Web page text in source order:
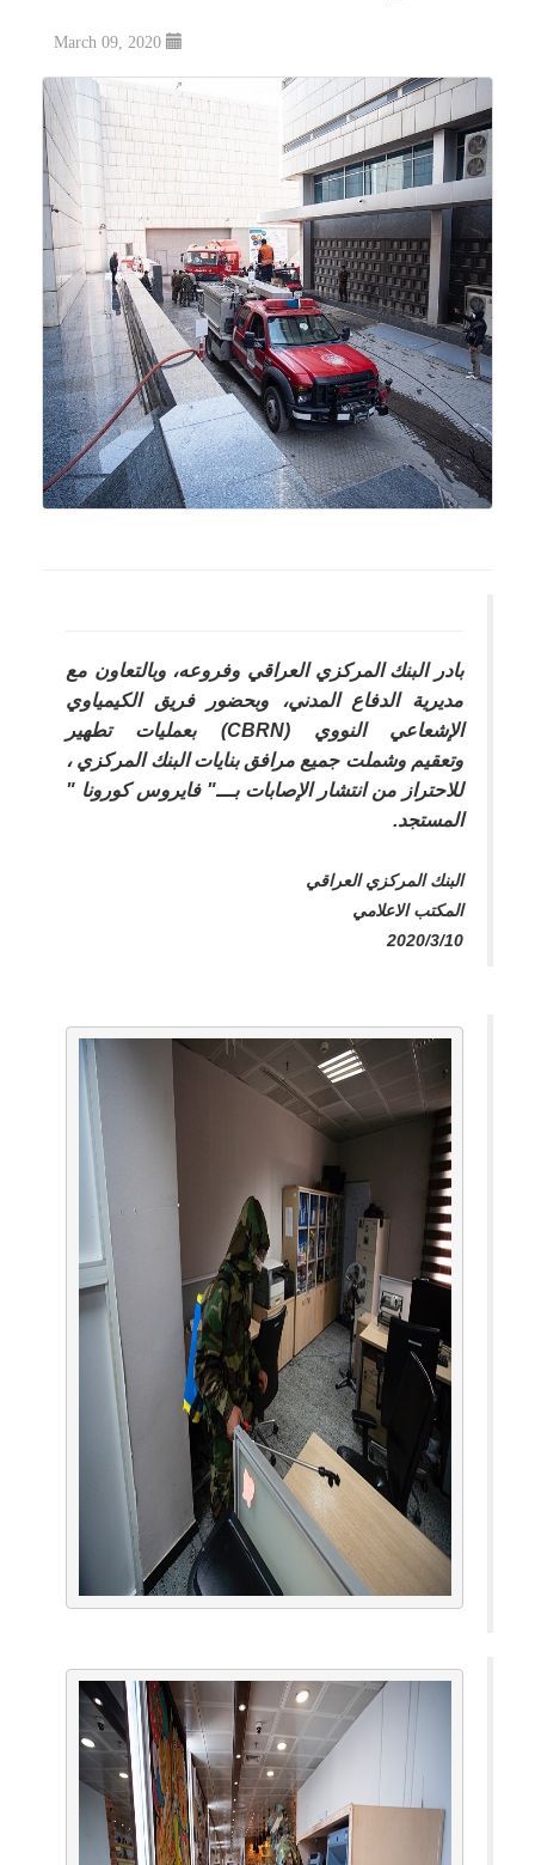
بادر البنك المركزي العراقي وفروعه، وبالتعاون مع
مديرية الدفاع المدني، وبحضور فريق الكيمياوي
الإشعاعي النووي (CBRN)بعمليات تطهير
وتعقيم وشملت جميع مرافق بنايات البنك المركزي ،
للاحتراز من انتشار الإصابات بـــ" فايروس كورونا "
المستجد.
البنك المركزي العراقي
المكتب الاعلامي
2020/3/10